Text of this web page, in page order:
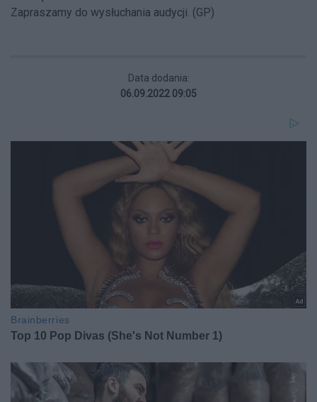
Zapraszamy do wysłuchania audycji. (GP)
Data dodania:
06.09.2022 09:05